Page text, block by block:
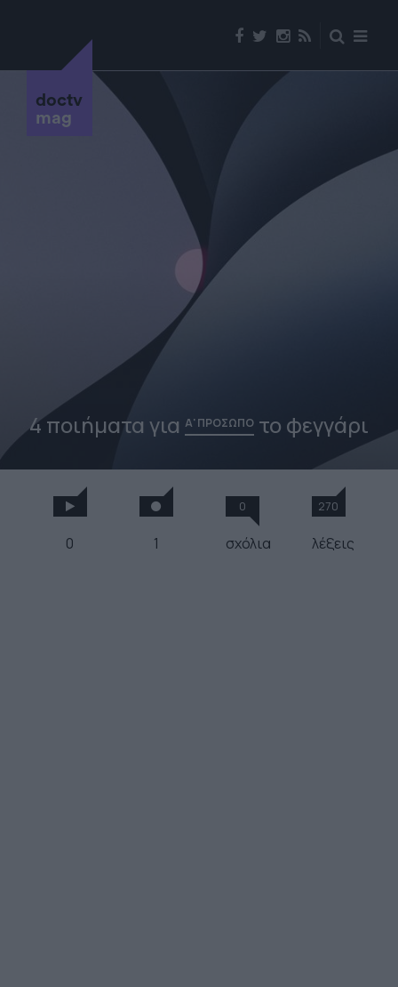
doctv
mag
4 ποιήματα για Α' ΠΡΟΣΩΠΟ το φεγγάρι
0 1
0
σχόλια
270
λέξεις